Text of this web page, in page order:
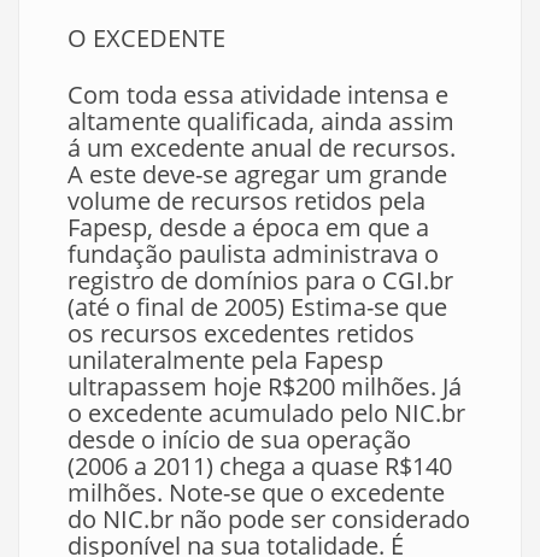
O EXCEDENTE
Com toda essa atividade intensa e
altamente qualificada, ainda assim
á um excedente anual de recursos.
A este deve-se agregar um grande
volume de recursos retidos pela
Fapesp, desde a época em que a
fundação paulista administrava o
registro de domínios para o CGI.br
(até o final de 2005) Estima-se que
os recursos excedentes retidos
unilateralmente pela Fapesp
ultrapassem hoje R$200 milhões. Já
o excedente acumulado pelo NIC.br
desde o início de sua operação
(2006 a 2011) chega a quase R$140
milhões. Note-se que o excedente
do NIC.br não pode ser considerado
disponível na sua totalidade. É